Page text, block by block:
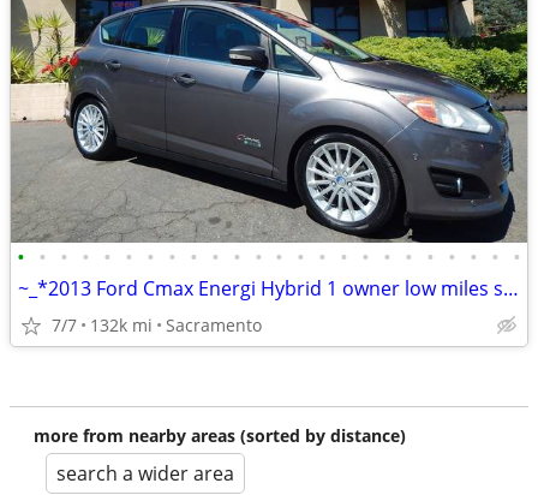
• • • • • • • • • • • • • • • • • • • • • • • •
~_*2013 Ford Cmax Energi Hybrid 1 owner low miles showroom clean!~_*
7/7 132k mi Sacramento
more from nearby areas (sorted by distance)
search a wider area